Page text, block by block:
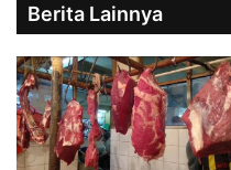
Berita Lainnya